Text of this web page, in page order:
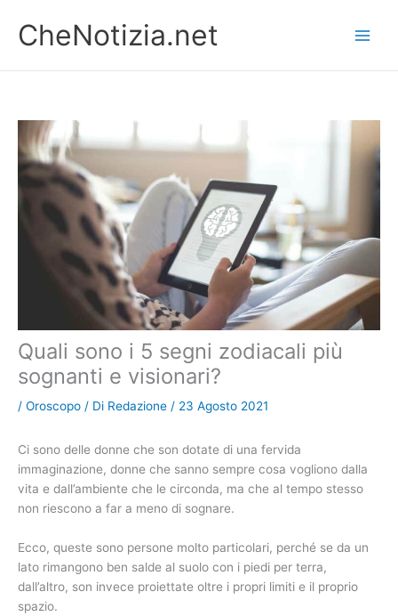
contenuto
CheNotizia.net
Quali sono i 5 segni zodiacali più
sognanti e visionari?
/ Oroscopo / Di Redazione / 23 Agosto 2021
Ci sono delle donne che son dotate di una fervida
immaginazione, donne che sanno sempre cosa vogliono dalla
vita e dall’ambiente che le circonda, ma che al tempo stesso
non riescono a far a meno di sognare.
Ecco, queste sono persone molto particolari, perché se da un
lato rimangono ben salde al suolo con i piedi per terra,
dall’altro, son invece proiettate oltre i propri limiti e il proprio
spazio.